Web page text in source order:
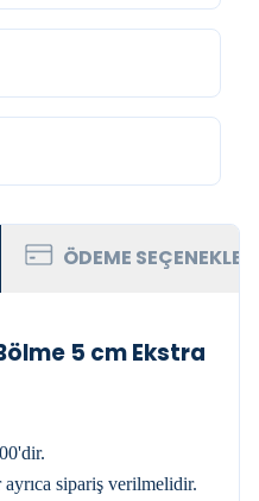
ÖDEME
5 cm Ekstra
sipariş verilmelidir.